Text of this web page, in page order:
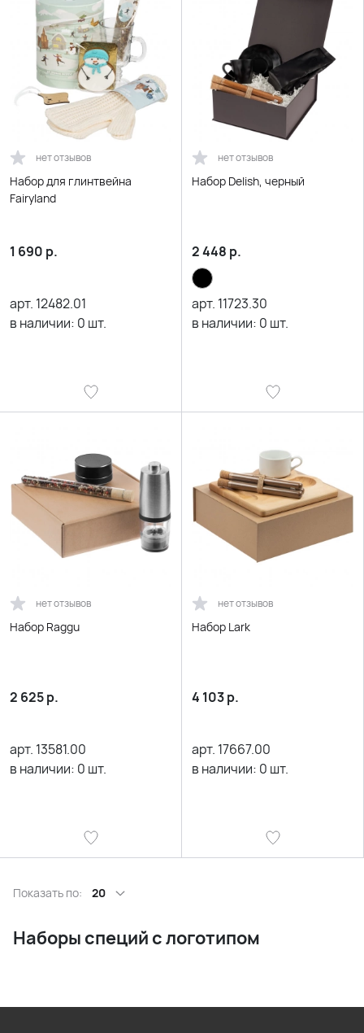
нет отзывов
Набор для глинтвейна
Fairyland
1 690 р.
арт. 12482.01
в наличии: 0 шт.
нет отзывов
Набор Delish, черный
2 448 р.
арт. 11723.30
в наличии: 0 шт.
нет отзывов
Набор Raggu
2 625р.
арт. 13581.00
в наличии: 0 шт.
нет отзывов
Набор Lark
4 103р.
арт. 17667.00
в наличии: 0 шт.
Показать по: 20
Наборы специй с логотипом